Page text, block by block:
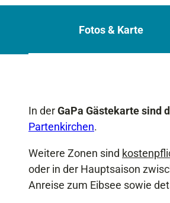
Fotos & Karte
In derGaPa Gästekarte sind
Partenkirchen.
Weitere Zonen sind
oder in der Hauptsaison
Anreise zum Eibsee sowie